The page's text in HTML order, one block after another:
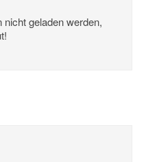
nicht geladen werden,